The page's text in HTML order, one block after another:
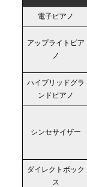
電子ピアノ
アップライトピア
ノ
ハイブリッドグラ
ンドピアノ
シンセサイザー
ダイレクトボック
ス